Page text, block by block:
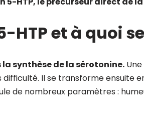
HTP et à quoi
la synthèse de la sérotonine.Une
Il se transforme ensuite
de nombreux paramètres :